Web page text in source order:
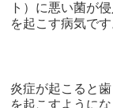
ト）に悪い菌が
を起こす病気です
炎症が起こると
を起こすようにな